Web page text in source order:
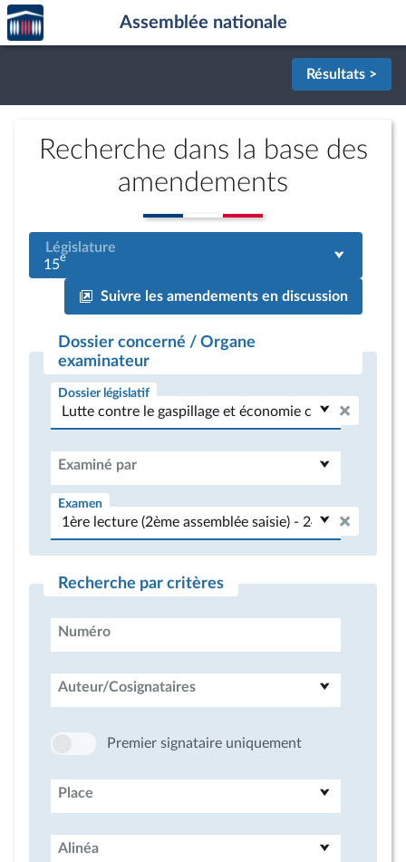
Aller au contenu
Aller en bas de la page
Accèder
à la
page
Assemblée nationale
Résultats >
Recherche dans la base des
amendements
Législature
15e
Suivre les amendements en discussion
Dossier concerné / Organe
examinateur
Dossier législatif
Examiné par
Examen
Recherche par critères
Numéro
Auteur/Cosignataires
Premier signataire uniquement
Place
Alinéa